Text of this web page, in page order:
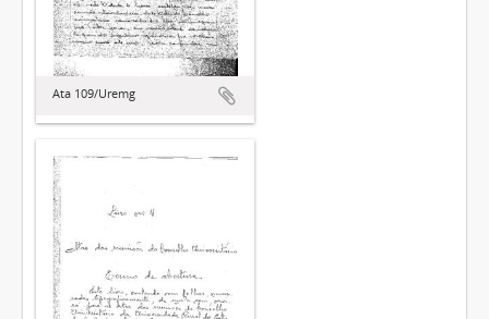
Ata 109/Uremg